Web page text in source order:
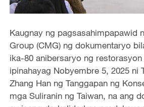
Kaugnay ng pagsasahimpapawid
Group (CMG) ng dokumentaryo
ika-80 anibersaryo ng restorasyon
ipinahayag Nobyembre 5, 2025 ni
Zhang Han ng Tanggapan ng
mga Suliranin ng Taiwan, na ang